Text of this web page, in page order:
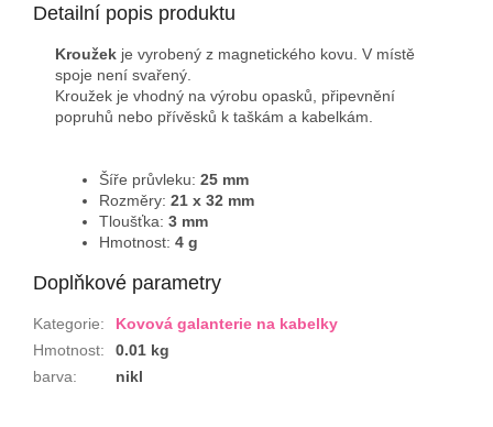
Detailní popis produktu
Kroužek je vyrobený z magnetického kovu. V místě
spoje není svařený.
Kroužek je vhodný na výrobu opasků, připevnění
popruhů nebo přívěsků k taškám a kabelkám.
Šíře průvleku: 25 mm
Rozměry: 21 x 32 mm
Tloušťka: 3 mm
Hmotnost: 4 g
Doplňkové parametry
Kategorie:
Kovová galanterie na kabelky
Hmotnost:
0.01 kg
barva: nikl